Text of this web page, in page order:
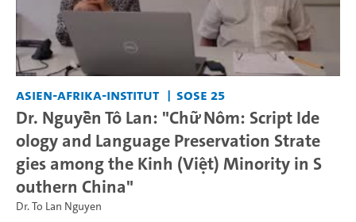
Asien-Afrika-Institut SoSe 25
Dr. Nguyễn Tô Lan: "Chữ Nôm: Script Ide
ology and Language Preservation Strate
gies among the Kinh (Việt) Minority in S
outhern China"
Dr. To Lan Nguyen